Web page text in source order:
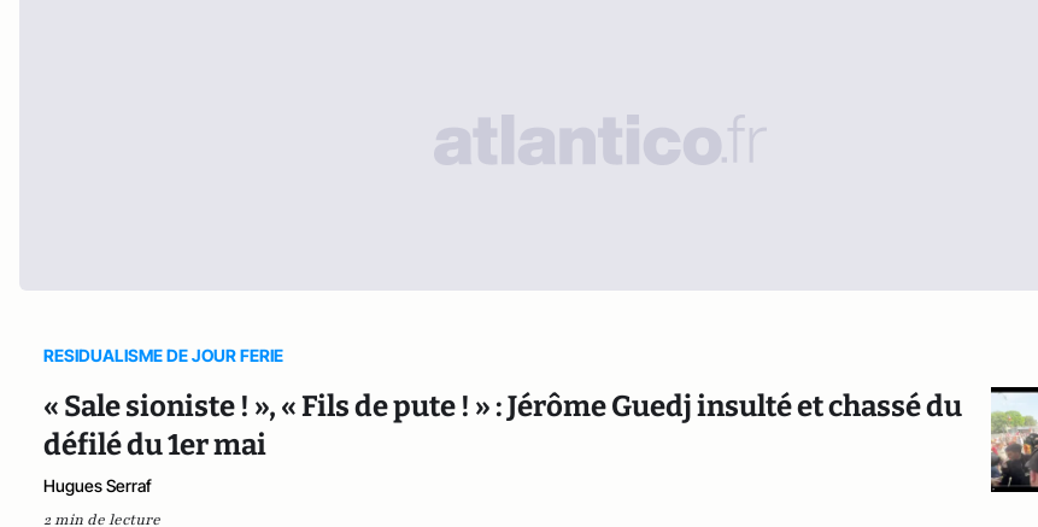
RESIDUALISME DE JOUR FERIE
« Sale sioniste ! », « Fils de pute ! » : Jérôme Guedj insulté et chassé du
défilé du 1er mai
Hugues Serraf
2 min de lecture